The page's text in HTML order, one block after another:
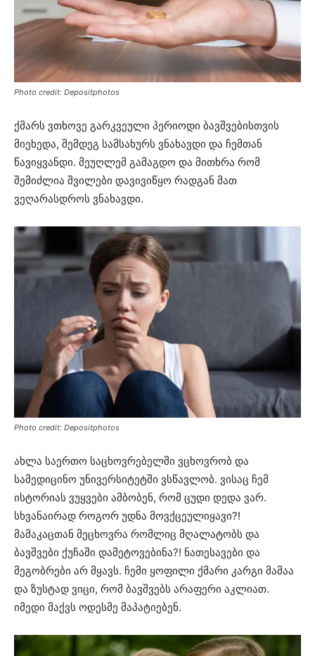
Photo credit: Depositphotos
ქმარს ვთხოვე გარკვეული პერიოდი ბავშვებისთვის
მიეხედა, შემდეგ სამსახურს ვნახავდი და ჩემთან
წავიყვანდი. მეუღლემ გამაგდო და მითხრა რომ
შემიძლია შვილები დავივიწყო რადგან მათ
ვეღარასდროს ვნახავდი.
Photo credit: Depositphotos
ახლა საერთო საცხოვრებელში ვცხოვრობ და
სამედიცინო უნივერსიტეტში ვსწავლობ. ვისაც ჩემ
ისტორიას ვუყვები ამბობენ, რომ ცუდი დედა ვარ.
სხვანაირად როგორ უდნა მოვქცეულიყავი?!
მამაკაცთან მეცხოვრა რომლიც მღალატობს და
ბავშვები ქუჩაში დამეტოვებინა?! ნათესავები და
მეგობრები არ მყავს. ჩემი ყოფილი ქმარი კარგი მამაა
და ზუსტად ვიცი, რომ ბავშვებს არაფერი აკლიათ.
იმედი მაქვს ოდესმე მაპატიებენ.